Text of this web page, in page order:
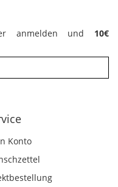
anmelden und 10€
Konto